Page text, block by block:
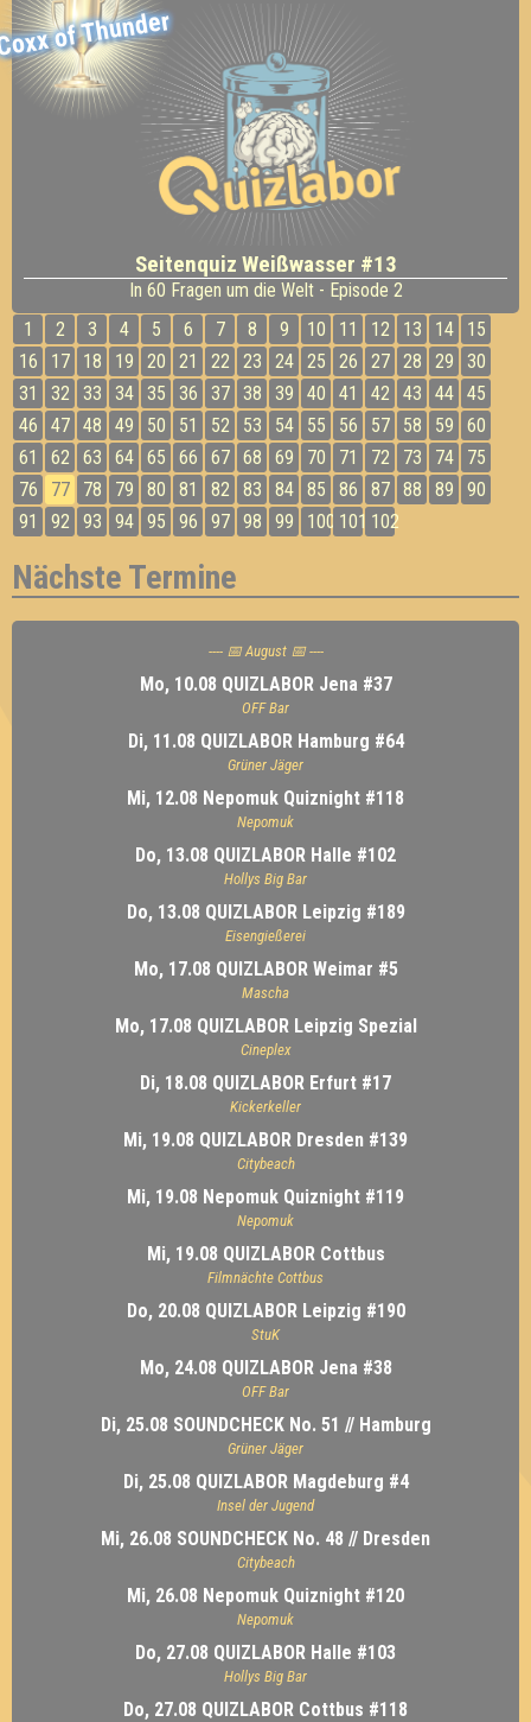
of Thunder
Seitenquiz Weißwasser #13
In 60 Fragen um die Welt - Episode 2
1
2 3 4 5 6 7 8 9 10 11 12 13 14
15
16
17 18 19 20 21 22 23 24 25 26 27 28 29
30
31
32 33 34 35 36 37 38 39 40 41 42 43 44 45
46
47 48 49 50 51 52 53 54 55 56 57 58 59
60
61
62 63 64 65 66 67 68 69 70 71 72 73 74
75
76
77 78 79 80 81 82 83 84 85 86 87 88 89
90
91
92 93 94 95 96 97 98 99 100 101 102
Nächste Termine
---- 📅 August 📅 ----
Mo, 10.08 QUIZLABOR Jena #37
OFF Bar
Di, 11.08 QUIZLABOR Hamburg #64
Grüner Jäger
Mi, 12.08 Nepomuk Quiznight #118
Nepomuk
Do, 13.08 QUIZLABOR Halle #102
Hollys Big Bar
Do, 13.08 QUIZLABOR Leipzig #189
Eisengießerei
Mo, 17.08 QUIZLABOR Weimar #5
Mascha
Mo, 17.08 QUIZLABOR Leipzig Spezial
Cineplex
Di, 18.08 QUIZLABOR Erfurt #17
Kickerkeller
Mi, 19.08 QUIZLABOR Dresden #139
Citybeach
Mi, 19.08 Nepomuk Quiznight #119
Nepomuk
Mi, 19.08 QUIZLABOR Cottbus
Filmnächte Cottbus
Do, 20.08 QUIZLABOR Leipzig #190
StuK
Mo, 24.08 QUIZLABOR Jena #38
OFF Bar
Di, 25.08 SOUNDCHECK No. 51 // Hamburg
Grüner Jäger
Di, 25.08 QUIZLABOR Magdeburg #4
Insel der Jugend
Mi, 26.08 SOUNDCHECK No. 48 // Dresden
Citybeach
Mi, 26.08 Nepomuk Quiznight #120
Nepomuk
Do, 27.08 QUIZLABOR Halle #103
Hollys Big Bar
Do, 27.08 QUIZLABOR Cottbus #118